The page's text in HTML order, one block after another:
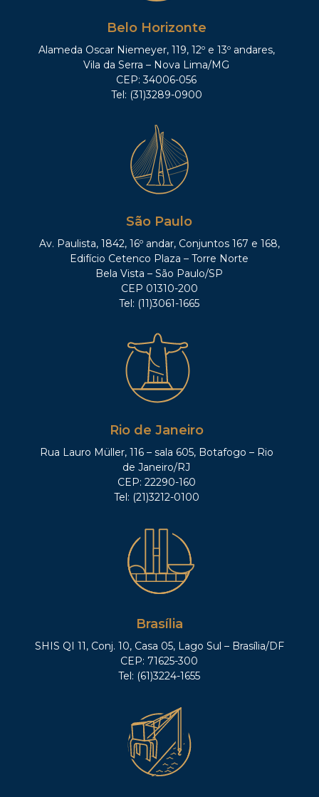
Belo Horizonte
Alameda Oscar Niemeyer, 119, 12º e 13º andares,
Vila da Serra – Nova Lima/MG
CEP: 34006-056
Tel: (31)3289-0900
São Paulo
Av. Paulista, 1842, 16º andar, Conjuntos 167 e 168,
Edifício Cetenco Plaza – Torre Norte
Bela Vista – São Paulo/SP
CEP 01310-200
Tel: (11)3061-1665
Rio de Janeiro
Rua Lauro Müller, 116 – sala 605, Botafogo – Rio
de Janeiro/RJ
CEP: 22290-160
Tel: (21)3212-0100
Brasília
SHIS QI 11, Conj. 10, Casa 05, Lago Sul – Brasília/DF
CEP: 71625-300
Tel: (61)3224-1655